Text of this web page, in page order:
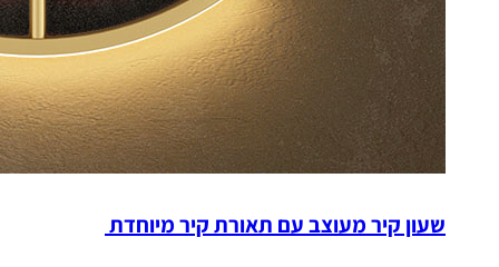
שעון קיר מעוצב עם תאורת קיר מיוחדת